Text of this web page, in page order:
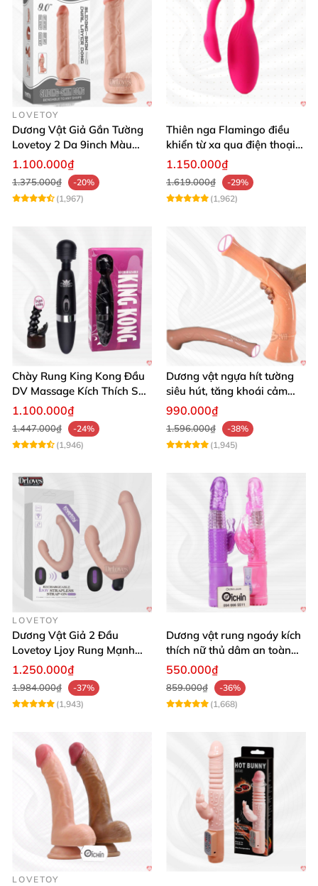
LOVETOY
Dương Vật Giả Gắn Tường
Lovetoy 2 Da 9inch Màu
Flesh Hàng Chính Hãng
1.100.000₫
1.375.000₫
-20%
(1,967)
Thiên nga Flamingo điều
khiển từ xa qua điện thoại
cực dễ dàng
1.150.000₫
1.619.000₫
-29%
(1,962)
Chày Rung King Kong Đầu
DV Massage Kích Thích Sâu
Mạnh Mẽ
1.100.000₫
1.447.000₫
-24%
(1,946)
Dương vật ngựa hít tường
siêu hút, tăng khoái cảm
tận hưởng
990.000₫
1.596.000₫
-38%
(1,945)
LOVETOY
Dương Vật Giả 2 Đầu
Lovetoy Ljoy Rung Mạnh
ĐKTX Hút Sâu
1.250.000₫
1.984.000₫
-37%
(1,943)
Dương vật rung ngoáy kích
thích nữ thủ dâm an toàn
cao cấp
550.000₫
859.000₫
-36%
(1,668)
LOVETOY